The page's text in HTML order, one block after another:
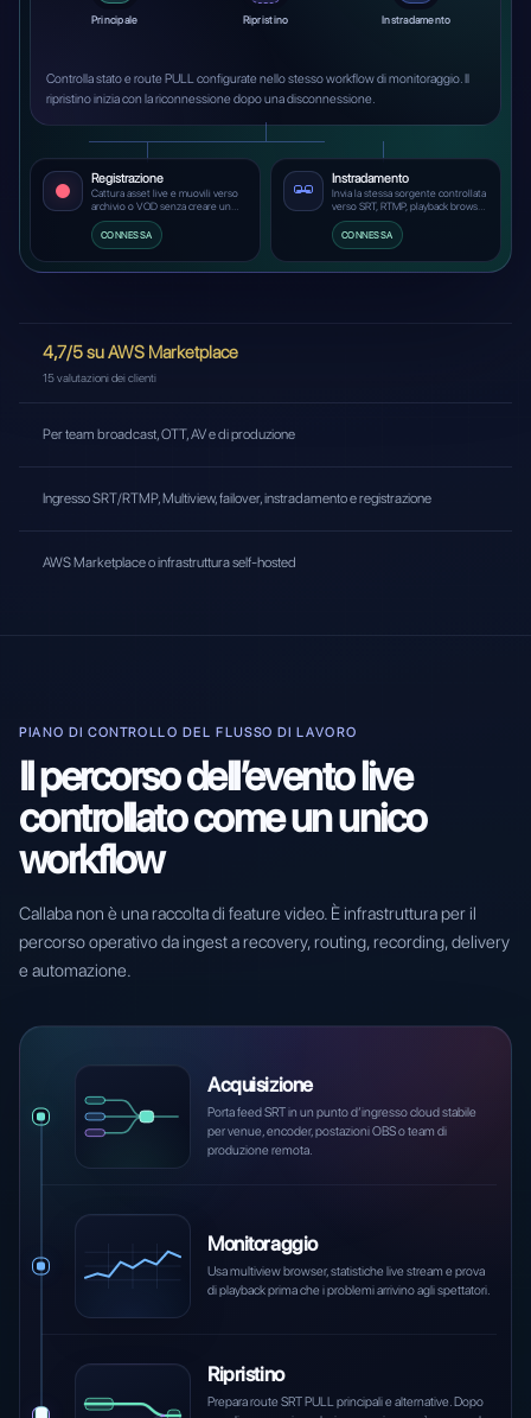
Principale Ripristino Instradamento
Controlla stato e route PULL configurate nello stesso workflow di monitoraggio. Il
ripristino inizia con la riconnessione dopo una disconnessione.
Registrazione
Cattura asset live e muovili verso
archivio o VOD senza creare un
secondo stack operativo.
CONNESSA
Instradamento
Invia la stessa sorgente controllata
verso SRT, RTMP, playback browser,
workflow NDI o strumenti di
produzione downstream.
CONNESSA
4,7/5 su AWS Marketplace
15 valutazioni dei clienti
Per team broadcast, OTT, AV e di produzione
Ingresso SRT/RTMP, Multiview, failover, instradamento e registrazione
AWS Marketplace o infrastruttura self-hosted
PIANO DI CONTROLLO DEL FLUSSO DI LAVORO
Il percorso dell’evento live
controllato come un unico
workflow
Callaba non è una raccolta di feature video. È infrastruttura per il
percorso operativo da ingest a recovery, routing, recording, delivery
e automazione.
Acquisizione
Porta feed SRT in un punto d’ingresso cloud stabile
per venue, encoder, postazioni OBS o team di
produzione remota.
Monitoraggio
Usa multiview browser, statistiche live stream e prova
di playback prima che i problemi arrivino agli spettatori.
Ripristino
Prepara route SRT PULL principali e alternative. Dopo